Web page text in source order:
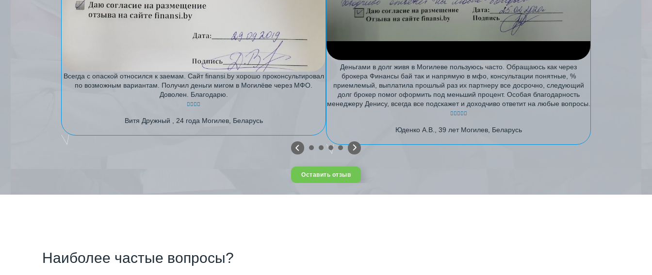
Всегда с опаской относился к заемам. Сайт finansi.by хорошо проконсультировал
по возможным вариантам. Получил деньги мигом в Могилёве через МФО.
Доволен. Благодарю.
Витя Дружный , 24 года Могилев, Беларусь
Деньгами в долг живя в Могилеве пользуюсь часто. Обращаюсь как через
брокера Финансы бай так и напрямую в мфо, консультации понятные, %
приемлемый, выплатила прошлый раз их партнеру все досрочно, следующий
долг брокер помог оформить под меньший процент. Особая благодарность
менеджеру Денису, всегда все подскажет и доходчиво ответит на любые вопросы.
Юденко А.В., 39 лет Могилев, Беларусь
Оставить отзыв
Наиболее частые вопросы?